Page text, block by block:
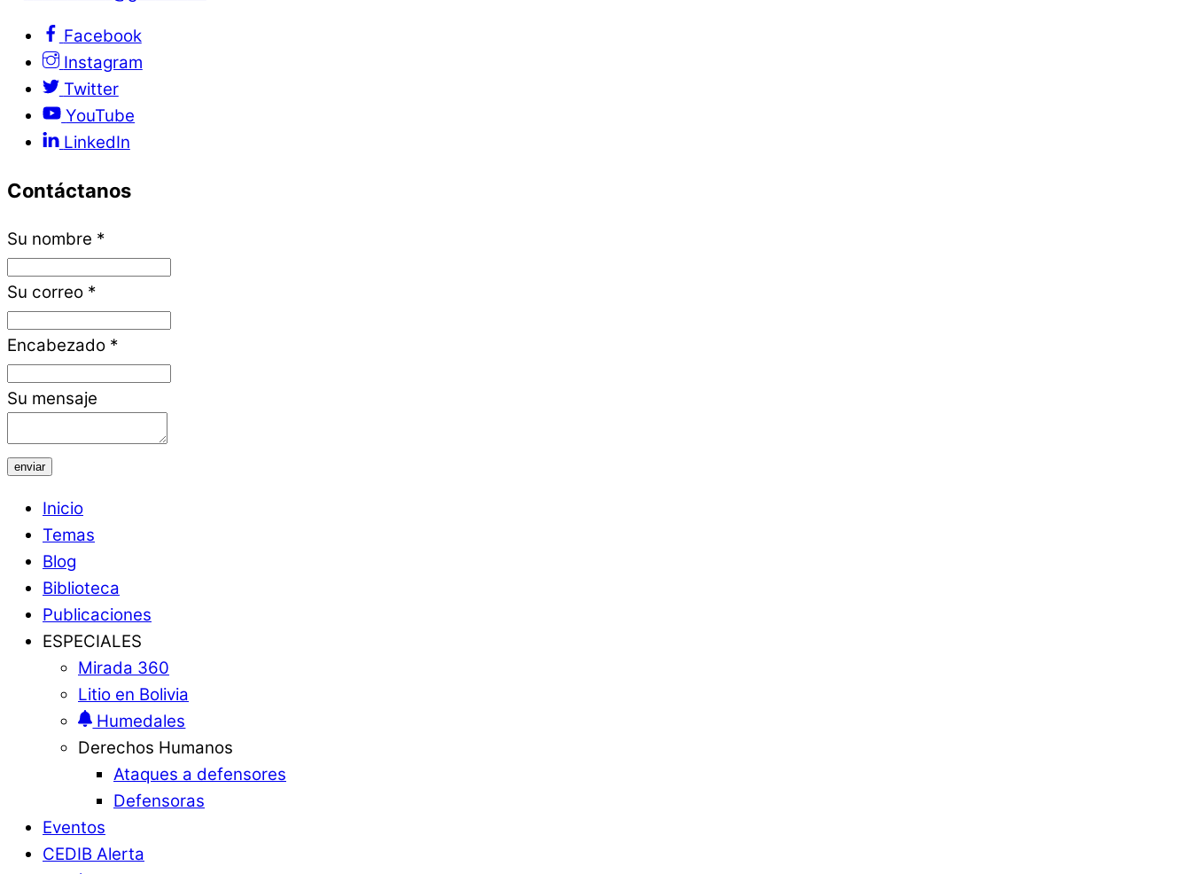
Facebook
Instagram
Twitter
YouTube
LinkedIn
Contáctanos
Su nombre *
Su correo *
Encabezado *
Su mensaje
enviar
Inicio
Temas
Blog
Biblioteca
Publicaciones
ESPECIALES
Mirada 360
Litio en Bolivia
Humedales
Derechos Humanos
Ataques a defensores
Defensoras
Eventos
CEDIB Alerta